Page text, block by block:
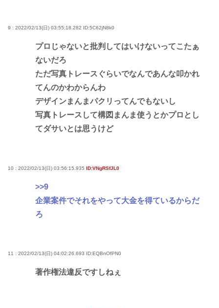
9 : 2022/02/13(日) 03:55:18.282 ID:5C62jN8k0
プロじゃないと批判してはいけないってこたぁ
ないだろ
ただ写真トレースぐらいでなんであんな叩かれ
てんのかわからんわ
デザインまんまパクリってんでもないし
写真トレースして構図まんま使うとかプロとし
てダサいとは思うけど
10 : 2022/02/13(日) 03:56:15.935 ID:VNgRSfJL0
>>9
企業案件でそれをやって大金を得ているからだ
ろ
11 : 2022/02/13(日) 04:02:26.693 ID:EQBnOfPN0
著作権法違反ですしねぇ